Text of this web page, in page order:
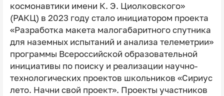
космонавтики имени К. Э. Циолковского»
(РАКЦ) в 2023 году стало инициатором проекта
«Разработка макета малогабаритного спутника
для наземных испытаний и анализа телеметрии»
программы Всероссийской образовательной
инициативы по поиску и реализации научно-
технологических проектов школьников «Сириус
лето. Начни свой проект». Проекты участников